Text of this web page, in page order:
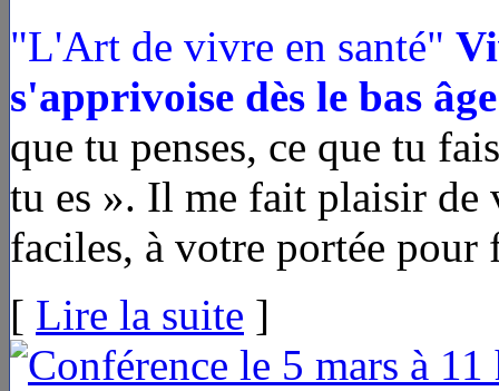
"L'Art de vivre en santé"
s'apprivoise dès le bas âge
que tu penses, ce que tu
tu es ». Il me fait plaisir de
faciles, à votre portée pour
[ Lire la suite ]